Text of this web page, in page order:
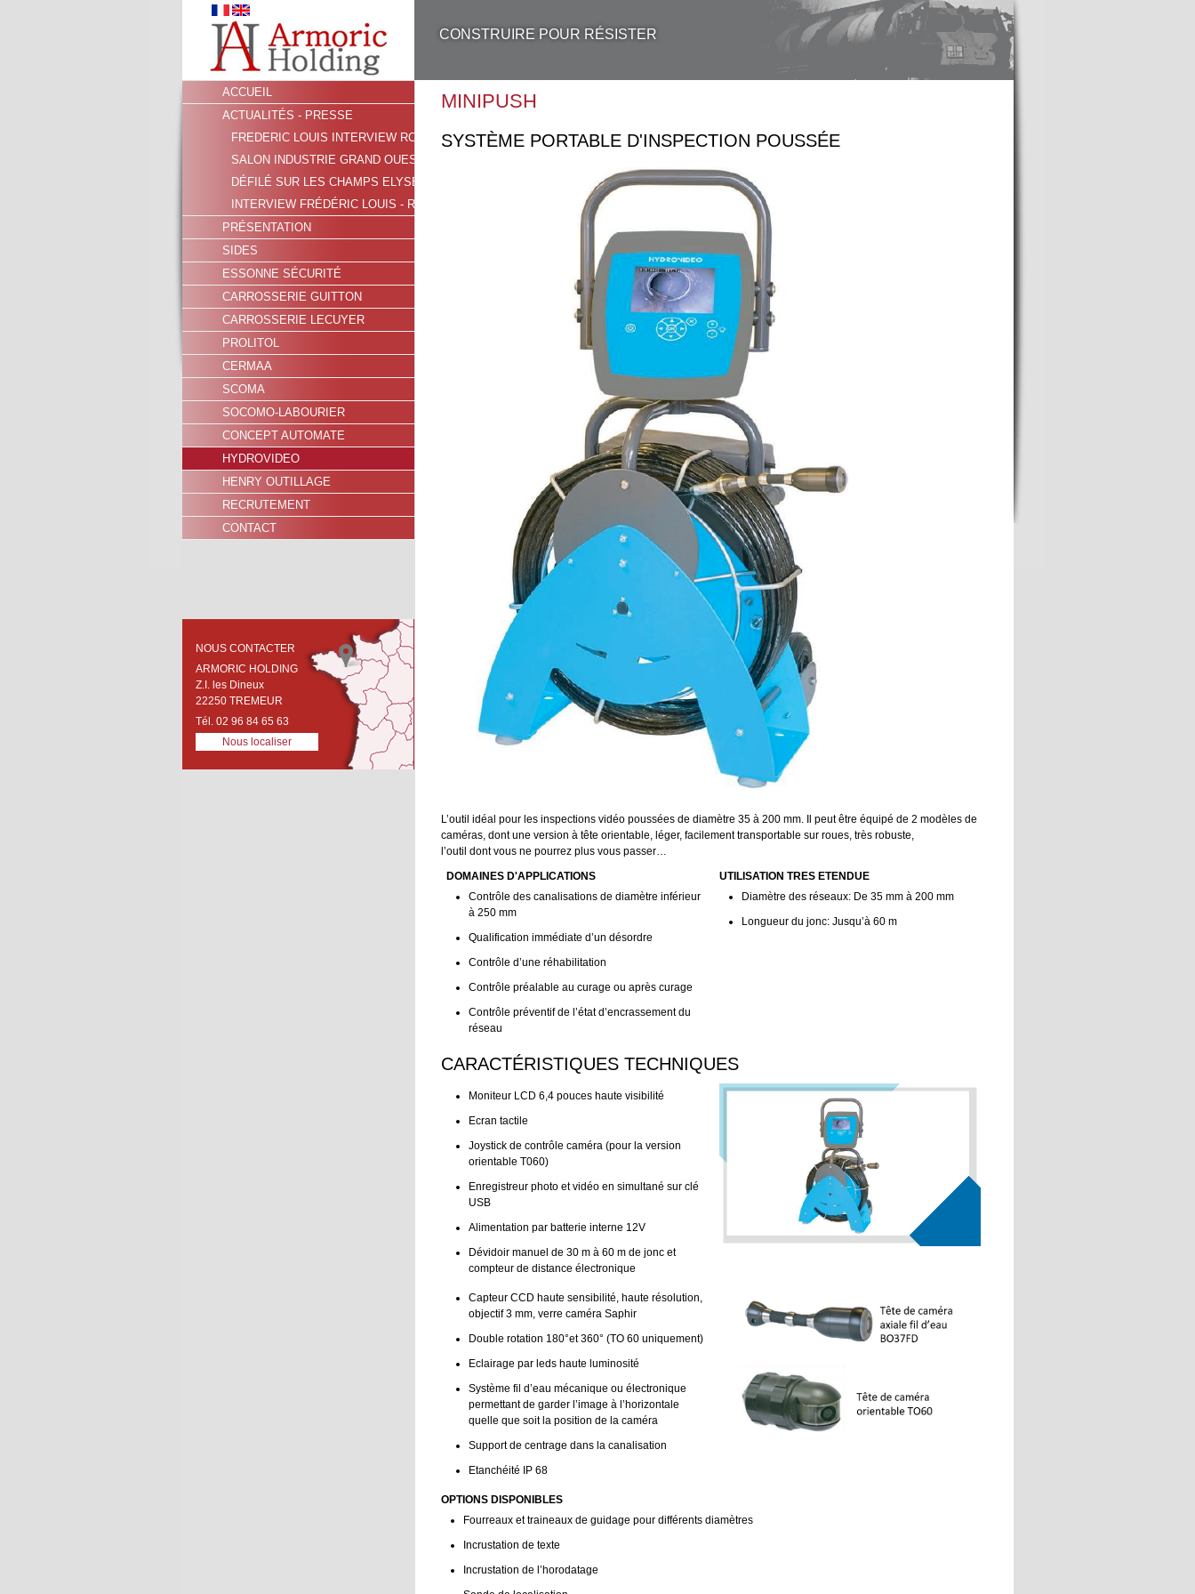
CONSTRUIRE POUR RÉSISTER
MINIPUSH
SYSTÈME PORTABLE D'INSPECTION POUSSÉE
L’outil idéal pour les inspections vidéo poussées de diamètre 35 à 200 mm. Il peut être équipé de 2 modèles de
caméras, dont une version à tête orientable, léger, facilement transportable sur roues, très robuste,
l’outil dont vous ne pourrez plus vous passer…
DOMAINES D'APPLICATIONS
Contrôle des canalisations de diamètre inférieur
à 250 mm
Qualification immédiate d’un désordre
Contrôle d’une réhabilitation
Contrôle préalable au curage ou après curage
Contrôle préventif de l’état d’encrassement du
réseau
UTILISATION TRES ETENDUE
Diamètre des réseaux: De 35 mm à 200 mm
Longueur du jonc: Jusqu’à 60 m
CARACTÉRISTIQUES TECHNIQUES
Moniteur LCD 6,4 pouces haute visibilité
Ecran tactile
Joystick de contrôle caméra (pour la version
orientable T060)
Enregistreur photo et vidéo en simultané sur clé
USB
Alimentation par batterie interne 12V
Dévidoir manuel de 30 m à 60 m de jonc et
compteur de distance électronique
Capteur CCD haute sensibilité, haute résolution,
objectif 3 mm, verre caméra Saphir
Double rotation 180°et 360° (TO 60 uniquement)
Eclairage par leds haute luminosité
Système fil d’eau mécanique ou électronique
permettant de garder l’image à l’horizontale
quelle que soit la position de la caméra
Support de centrage dans la canalisation
Etanchéité IP 68
OPTIONS DISPONIBLES
Fourreaux et traineaux de guidage pour différents diamètres
Incrustation de texte
Incrustation de l’horodatage
ACCUEIL
ACTUALITÉS - PRESSE
FREDERIC LOUIS INTERVIEW RCF RADIO ENTREPRENDRE EN BRETAGNE
SALON INDUSTRIE GRAND OUEST 2024
DÉFILÉ SUR LES CHAMPS ELYSÉES DU 14 JUILLET 2021
INTERVIEW FRÉDÉRIC LOUIS - RADIO RCF
PRÉSENTATION
SIDES
ESSONNE SÉCURITÉ
CARROSSERIE GUITTON
CARROSSERIE LECUYER
PROLITOL
CERMAA
SCOMA
SOCOMO-LABOURIER
CONCEPT AUTOMATE
HYDROVIDEO
HENRY OUTILLAGE
RECRUTEMENT
CONTACT
NOUS CONTACTER
ARMORIC HOLDING
Z.I. les Dineux
22250 TREMEUR
Tél. 02 96 84 65 63
Nous localiser